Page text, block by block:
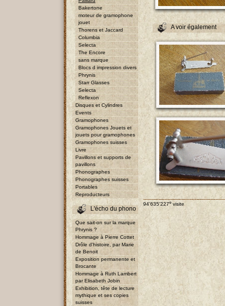
Bakertone
moteur de gramophone
jouet
Thorens et Jaccard
Columbia
Selecta
The Encore
sans marque
Blocs d impression divers
Phrynis
Starr Glasses
Selecta
Reflexon
Disques et Cylindres
Events
Gramophones
Gramophones Jouets et
jouets pour gramophones
Gramophones suisses
Livre
Pavillons et supports de
pavillons
Phonographes
Phonographes suisses
Portables
Reproducteurs
L'écho du phono
Que sait-on sur la marque
Phrynis ?
Hommage à Pierre Cottet
Drôle d'histoire, par Marie
de Benoit
Exposition permanente et
Brocante
Hommage à Ruth Lambert
par Elisabeth Jobin
Exhibition, tête de lecture
mythique et ses copies
suisses
A voir également
94'635'227e visite